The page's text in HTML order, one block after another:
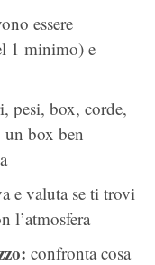
essere
1 minimo) e
pesi, box, corde,
box ben
e valuta se ti trovi
l’atmosfera
confronta cosa